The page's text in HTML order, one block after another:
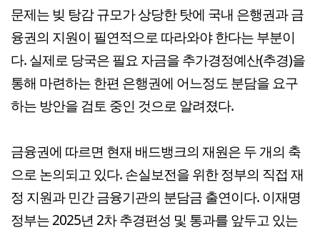
문제는 빚 탕감 규모가 상당한 탓에 국내 은행권과 금
융권의 지원이 필연적으로 따라와야 한다는 부분이
다. 실제로 당국은 필요 자금을 추가경정예산(추경)을
통해 마련하는 한편 은행권에 어느정도 분담을 요구
하는 방안을 검토 중인 것으로 알려졌다.
금융권에 따르면 현재 배드뱅크의 재원은 두 개의 축
으로 논의되고 있다. 손실보전을 위한 정부의 직접 재
정 지원과 민간 금융기관의 분담금 출연이다. 이재명
정부는 2025년 2차 추경편성 및 통과를 앞두고 있는